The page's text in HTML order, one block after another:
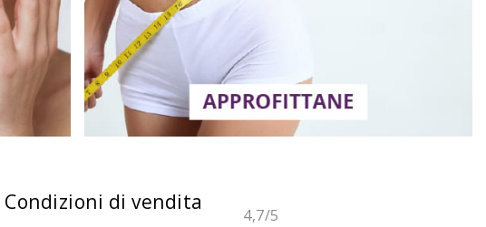
Condizioni di vendita
4,7/5